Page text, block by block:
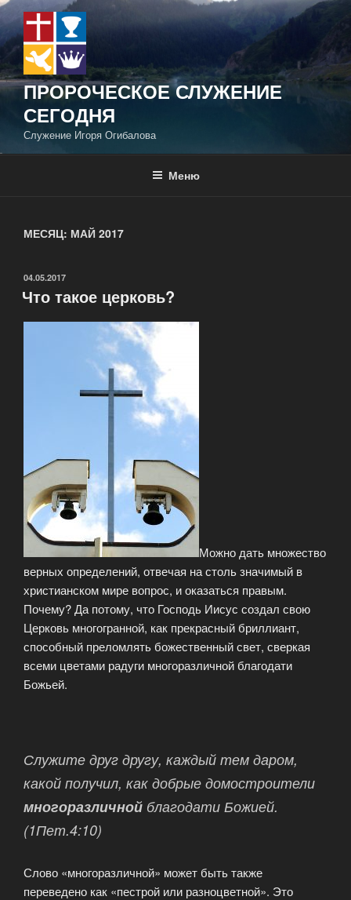
Перейти
к
содержимому
ПРОРОЧЕСКОЕ СЛУЖЕНИЕ
СЕГОДНЯ
Служение Игоря Огибалова
Меню
МЕСЯЦ: МАЙ 2017
ОПУБЛИКОВАНО
04.05.2017
Что такое церковь?
Можно дать множество
верных определений, отвечая на столь значимый в
христианском мире вопрос, и оказаться правым.
Почему? Да потому, что Господь Иисус создал свою
Церковь многогранной, как прекрасный бриллиант,
способный преломлять божественный свет, сверкая
всеми цветами радуги многоразличной благодати
Божьей.
Служите друг другу, каждый тем даром,
какой получил, как добрые домостроители
многоразличной благодати Божией.
(1Пет.4:10)
Слово «многоразличной» может быть также
переведено как «пестрой или разноцветной». Это